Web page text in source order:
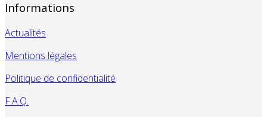
Informations
Actualités
Mentions légales
Politique de confidentialité
F.A.Q.